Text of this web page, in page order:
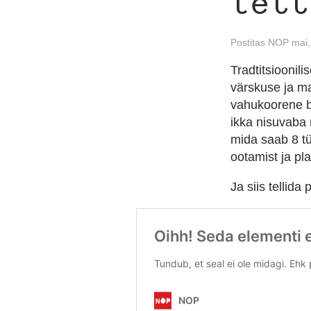
Postitas NOP
värskuse ja
vahukoorene
ikka nisuvaba
mida saab 8
ootamist ja
Ja siis tellida